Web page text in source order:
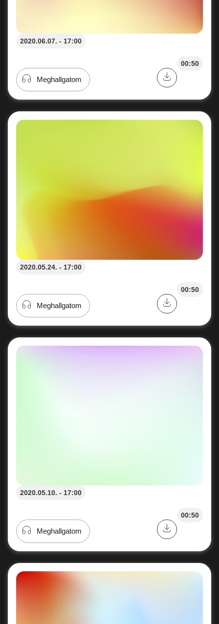
2020.06.07. - 17:00
00:50
Meghallgatom
2020.05.24. - 17:00
00:50
Meghallgatom
2020.05.10. - 17:00
00:50
Meghallgatom